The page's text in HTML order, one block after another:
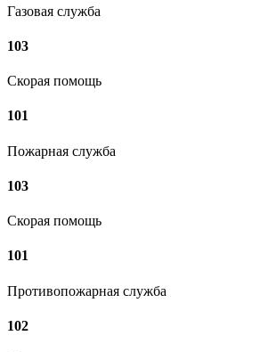
Газовая служба
103
Скорая помощь
101
Пожарная служба
103
Скорая помощь
101
Противопожарная служба
102